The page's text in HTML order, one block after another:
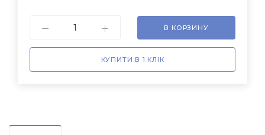
В КОРЗИНУ
КУПИТИ В 1 КЛІК